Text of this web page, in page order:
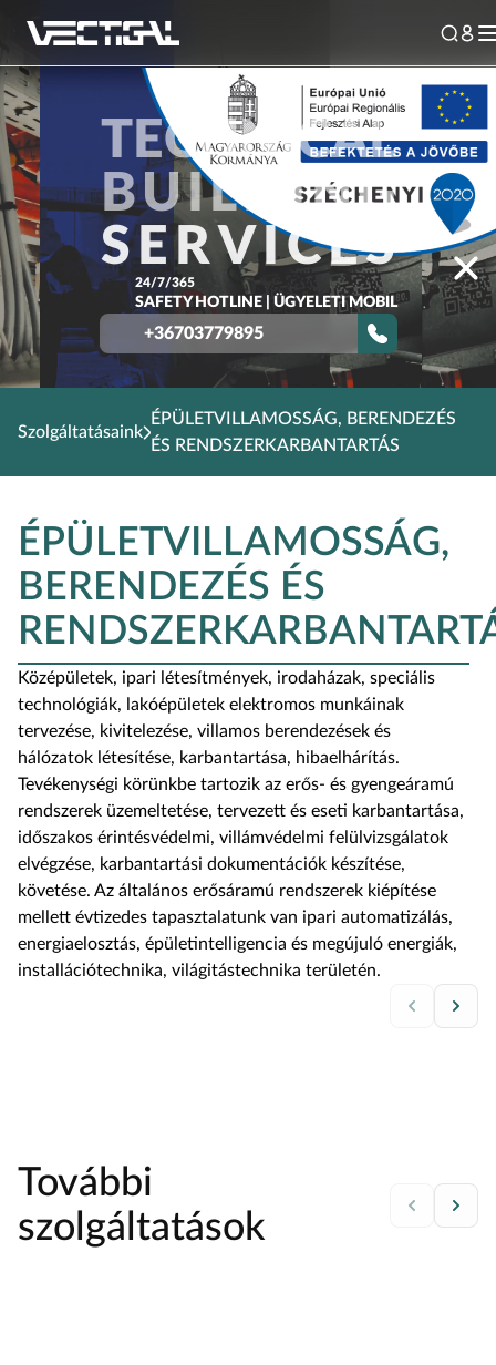
24/7/365
SAFETY HOTLINE | ÜGYELETI MOBIL
+36703779895
TECHNICAL
BUILD ING
SERVICES
Szolgáltatásaink
ÉPÜLETVILLAMOSSÁG, BERENDEZÉS
ÉS RENDSZERKARBANTARTÁS
ÉPÜLETVILLAMOSSÁG,
BERENDEZÉS ÉS
Középületek, ipari létesítmények, irodaházak, speciális
technológiák, lakóépületek elektromos munkáinak
tervezése, kivitelezése, villamos berendezések és
hálózatok létesítése, karbantartása, hibaelhárítás.
Tevékenységi körünkbe tartozik az erős- és gyengeáramú
rendszerek üzemeltetése, tervezett és eseti karbantartása,
időszakos érintésvédelmi, villámvédelmi felülvizsgálatok
elvégzése, karbantartási dokumentációk készítése,
követése. Az általános erősáramú rendszerek kiépítése
mellett évtizedes tapasztalatunk van ipari automatizálás,
energiaelosztás, épületintelligencia és megújuló energiák,
installációtechnika, világitástechnika területén.
_
További
szolgáltatások